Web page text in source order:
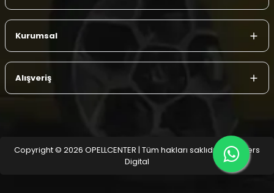
Kurumsal
Alışveriş
Copyright © 2026 OPELLCENTER | Tüm hakları saklıdır.
| Reliefers
Digital